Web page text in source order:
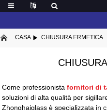
CASA CHIUSURA ERMETICA
Come professionistafornitori di
soluzioni di alta qualità per
Zhonghaiglass è specializzata in